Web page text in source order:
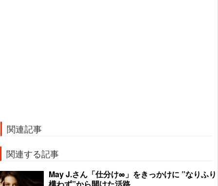
関連記事
関連する記事
May J.さん「仕分け∞」をきっかけに ”なりふり
構わず”から開けた活路